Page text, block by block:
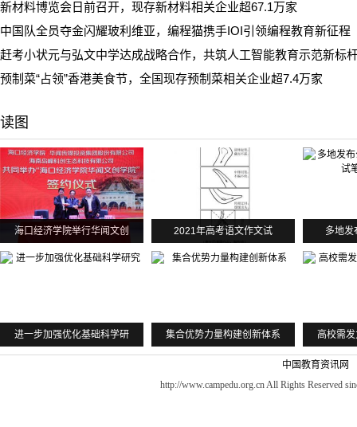
新材料博览会日前召开，现存新材料相关企业超67.1万家
中国队全员夺金闪耀玻利维亚，编程猫携手IOI引领编程教育新征程
赶考小状元与弘文中学达成战略合作，共筑人工智能教育示范新标
预制菜“占领”香港美食节，全国现存预制菜相关企业超7.4万家
读图
海口经济学院举行华闻文创 2021年高考语文作文试 多地发
进一步加强优化基础科学研 集合优势力量构建创新体系 高校需
中国教育资讯网
http://www.campedu.org.cn All Rights Reserved